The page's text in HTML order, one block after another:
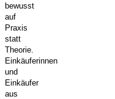
bewusst
auf
Praxis
statt
Theorie.
Einkäuferinnen
und
Einkäufer
aus